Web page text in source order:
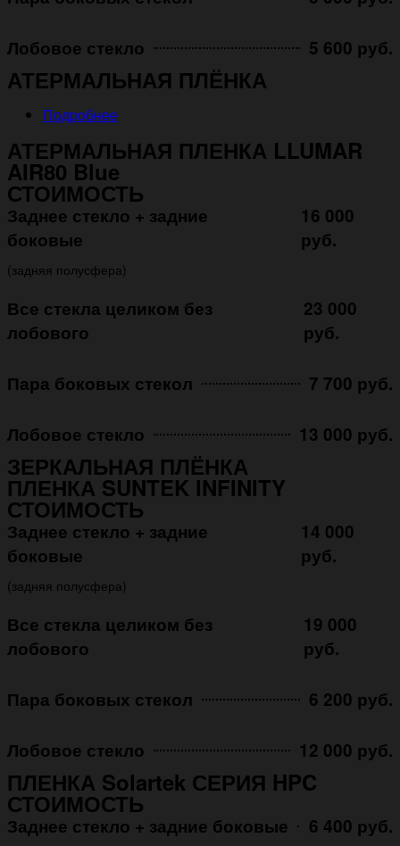
Лобовое стекло 5 600 руб.
АТЕРМАЛЬНАЯ ПЛЁНКА
Подробнее
АТЕРМАЛЬНАЯ ПЛЕНКА LLUMAR
AIR80 Blue
СТОИМОСТЬ
Заднее стекло + задние
боковые
16 000
руб.
(задняя полусфера)
Все стекла целиком без
лобового
23 000
руб.
Пара боковых стекол 7 700 руб.
Лобовое стекло 13 000 руб.
ЗЕРКАЛЬНАЯ ПЛЁНКА
ПЛЕНКА SUNTEK INFINITY
СТОИМОСТЬ
Заднее стекло + задние
боковые
14 000
руб.
(задняя полусфера)
Все стекла целиком без
лобового
19 000
руб.
Пара боковых стекол 6 200 руб.
Лобовое стекло 12 000 руб.
ПЛЕНКА Solartek СЕРИЯ HPC
СТОИМОСТЬ
Заднее стекло + задние боковые 6 400 руб.